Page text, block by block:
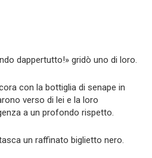
dappertutto!» gridò uno di loro.
con la bottiglia di senape in
verso di lei e la loro
a un profondo rispetto.
un raffinato biglietto nero.